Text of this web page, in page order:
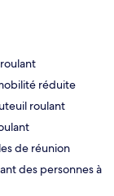
réduite
roulant
de réunion
des personnes à